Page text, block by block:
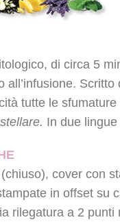
di circa 5
all’infusione. Scritto
tutte le
In due
cover con
in offset su
rilegatura a 2 punti